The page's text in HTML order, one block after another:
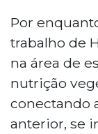
Por
trabalho de
na área de
nutrição
conectando
anterior, se